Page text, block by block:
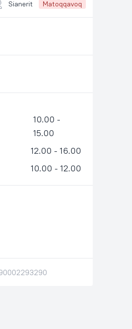
Sianerit Matoqqavoq
10.00 -
15.00
12.00 - 16.00
10.00 - 12.00